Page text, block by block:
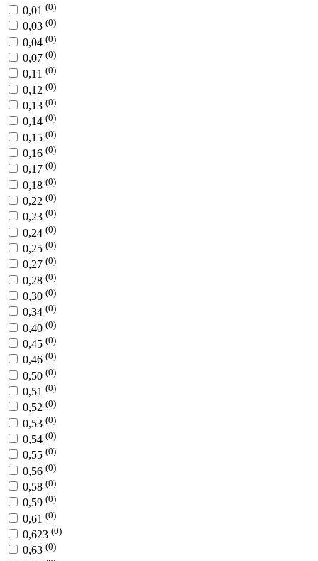
0,01 (0)
0,03 (0)
0,04 (0)
0,07 (0)
0,11 (0)
0,12 (0)
0,13 (0)
0,14 (0)
0,15 (0)
0,16 (0)
0,17 (0)
0,18 (0)
0,22 (0)
0,23 (0)
0,24 (0)
0,25 (0)
0,27 (0)
0,28 (0)
0,30 (0)
0,34 (0)
0,40 (0)
0,45 (0)
0,46 (0)
0,50 (0)
0,51 (0)
0,52 (0)
0,53 (0)
0,54 (0)
0,55 (0)
0,56 (0)
0,58 (0)
0,59 (0)
0,61 (0)
0,623 (0)
0,63 (0)